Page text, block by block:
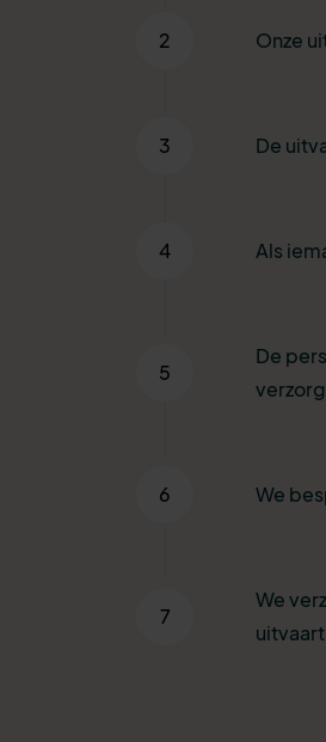
2 Onze
3 De
4 Als
5
De
6 We
7
We
uitvaart